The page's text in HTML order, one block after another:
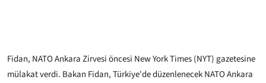
Fidan, NATO Ankara Zirvesi öncesi New York Times (NYT) gazetesine
mülakat verdi. Bakan Fidan, Türkiye'de düzenlenecek NATO Ankara